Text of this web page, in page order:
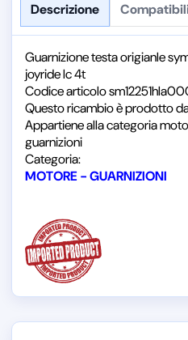
Descrizione
Guarnizione testa origianle
joyride lc 4t
Codice articolo
Questo ricambio è prodotto
Appartiene alla categoria
guarnizioni
Categoria:
MOTORE - GUARNIZIONI